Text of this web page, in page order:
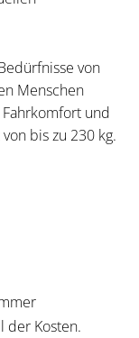
von
Menschen
und
bis zu 230 kg.
der Kosten.